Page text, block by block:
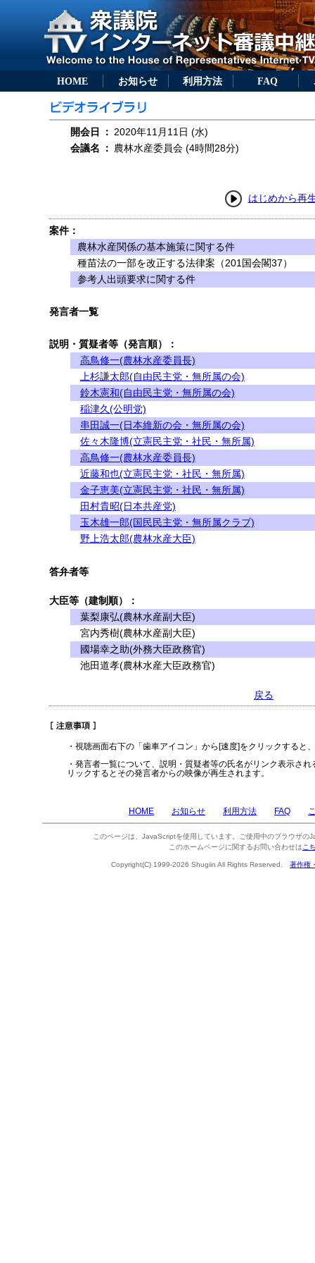
HOME お知らせ 利用方法 FAQ
開会日 ： 2020年11月11日 (水)
会議名
： 農林水産委員会 (4時間28分)
はじめから再
案件：
農林水産関係の基本施策に関する件
種苗法の一部を改正する法律案（201国会閣37）
参考人出頭要求に関する件
発言者一覧
説明・質疑者等（発言順）：
高鳥修一(農林水産委員長)
上杉謙太郎(自由民主党・無所属の会)
鈴木憲和(自由民主党・無所属の会)
稲津久(公明党)
串田誠一(日本維新の会・無所属の会)
佐々木隆博(立憲民主党・社民・無所属)
高鳥修一(農林水産委員長)
近藤和也(立憲民主党・社民・無所属)
金子恵美(立憲民主党・社民・無所属)
田村貴昭(日本共産党)
玉木雄一郎(国民民主党・無所属クラブ)
野上浩太郎(農林水産大臣)
答弁者等
大臣等（建制順）：
葉梨康弘(農林水産副大臣)
宮内秀樹(農林水産副大臣)
國場幸之助(外務大臣政務官)
池田道孝(農林水産大臣政務官)
戻る
・視聴画面右下の「歯車アイコン」から[速度]をクリックすると
・発言者一覧について、説明・質疑者等の氏名がリンク表示さ
リックするとその発言者からの映像が再生されます。
HOME お知らせ 利用方法 FAQ
このページは、JavaScriptを使用しています。ご使用中のブラウザの
このホームページに関するお問い合わせは こ
Copyright(C) 1999-2026 Shugiin All Rights Reserved. 著作権